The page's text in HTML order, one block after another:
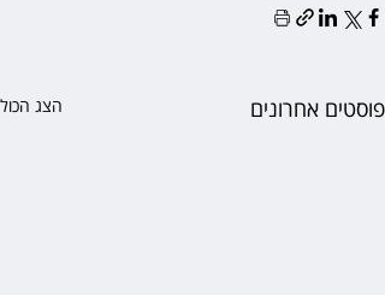
פוסטים אחרונים הצג הכול